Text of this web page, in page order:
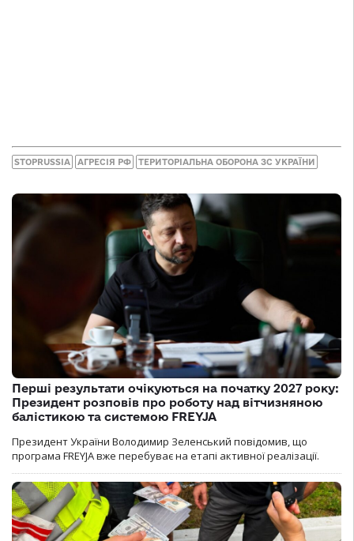
STOPRUSSIA АГРЕСІЯ РФ ТЕРИТОРІАЛЬНА ОБОРОНА ЗС УКРАЇНИ
Перші результати очікуються на початку 2027 року:
Президент розповів про роботу над вітчизняною
балістикою та системою FREYJA
Президент України Володимир Зеленський повідомив, що
програма FREYJA вже перебуває на етапі активної реалізації.